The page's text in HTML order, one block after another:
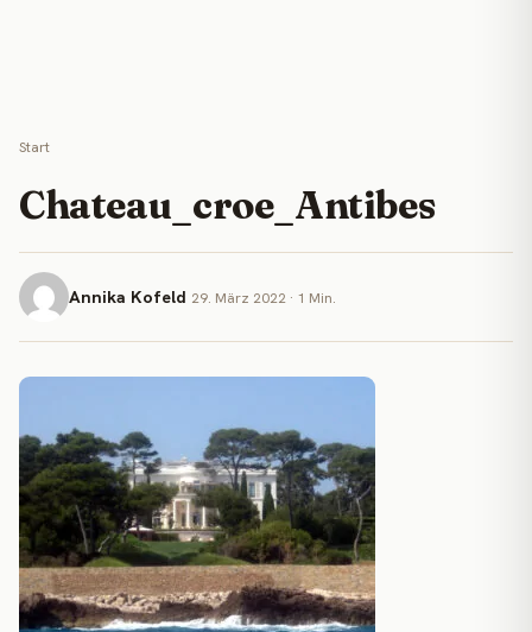
Start
Chateau_croe_Antibes
Annika Kofeld 29. März 2022 · 1 Min.